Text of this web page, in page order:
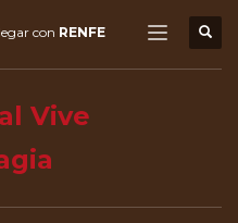
con RENFE